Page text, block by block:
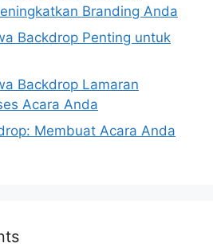
Branding Anda
Backdrop Penting untuk
Backdrop Lamaran
Acara Anda
Membuat Acara Anda